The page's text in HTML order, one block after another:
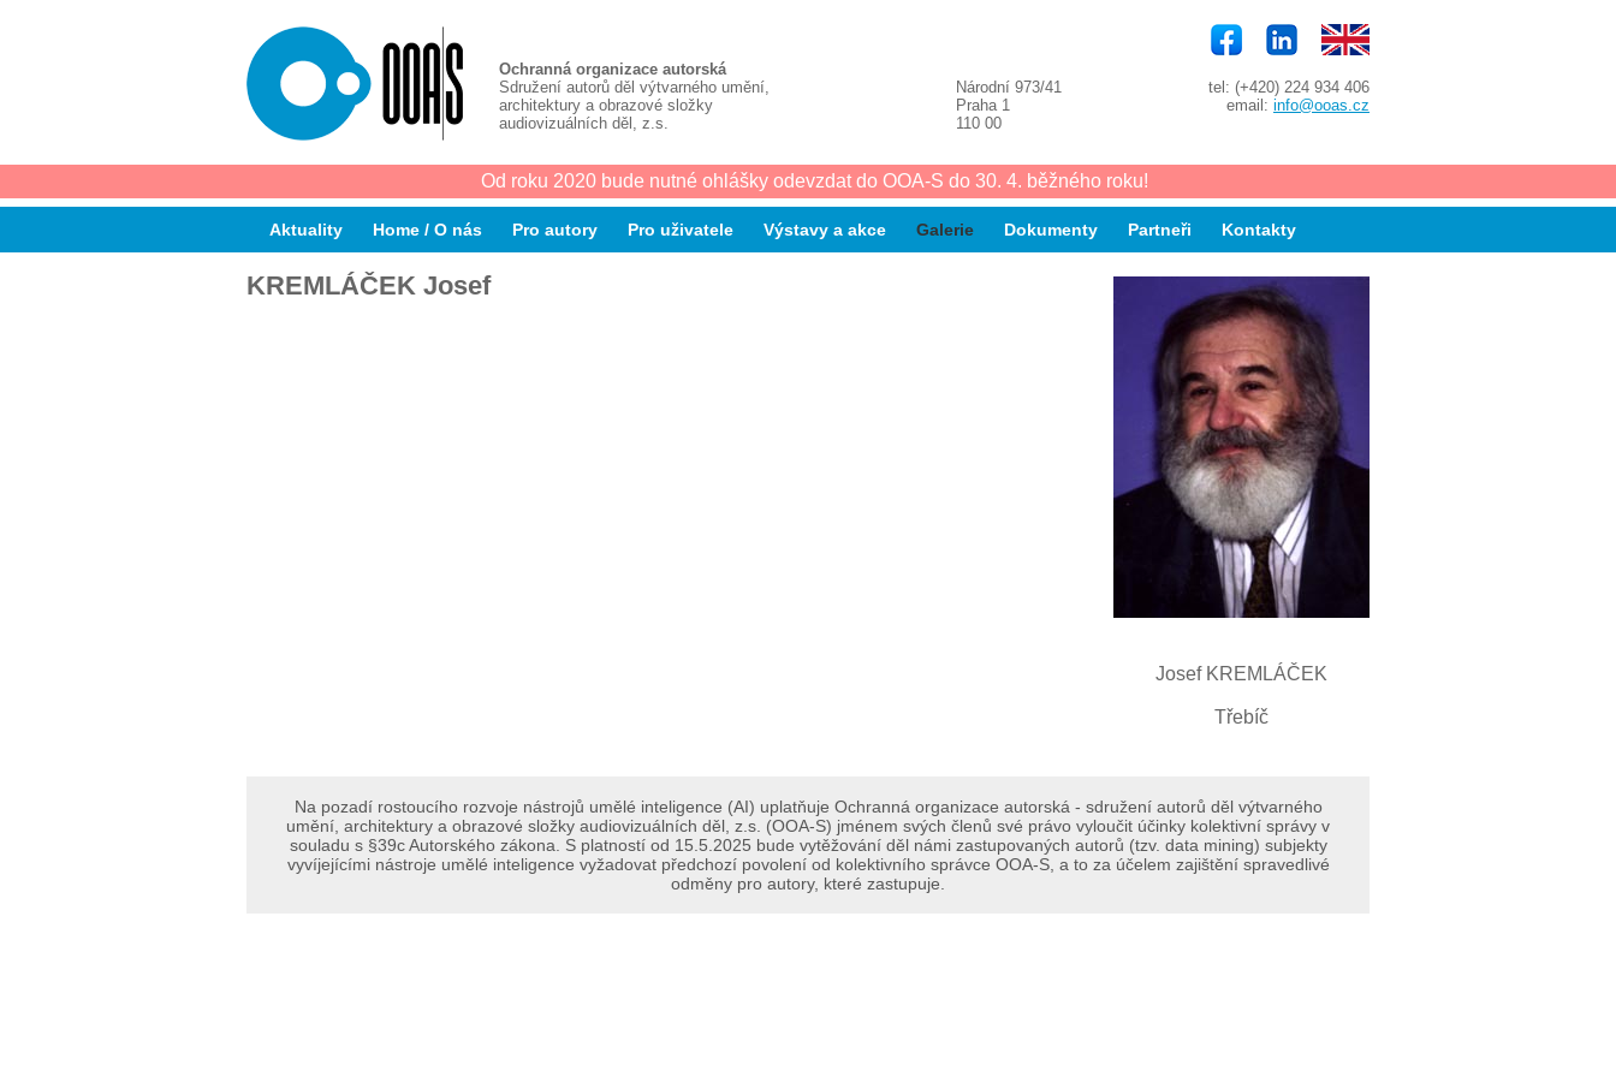
Ochranná organizace autorská
Sdružení autorů děl výtvarného umění,
architektury a obrazové složky
audiovizuálních děl, z.s.
Národní 973/41
Praha 1
110 00
tel: (+420) 224 934 406
email: info@ooas.cz
Od roku 2020 bude nutné ohlášky odevzdat do OOA-S do 30. 4. běžného roku!
Aktuality Home / O nás Pro autory Pro uživatele Výstavy a akce Galerie Dokumenty Partneři Kontakty
Josef KREMLÁČEK
Třebíč
KREMLÁČEK Josef
Na pozadí rostoucího rozvoje nástrojů umělé inteligence (AI) uplatňuje Ochranná organizace autorská - sdružení autorů děl výtvarného
umění, architektury a obrazové složky audiovizuálních děl, z.s. (OOA-S) jménem svých členů své právo vyloučit účinky kolektivní správy v
souladu s §39c Autorského zákona. S platností od 15.5.2025 bude vytěžování děl námi zastupovaných autorů (tzv. data mining) subjekty
vyvíjejícími nástroje umělé inteligence vyžadovat předchozí povolení od kolektivního správce OOA-S, a to za účelem zajištění spravedlivé
odměny pro autory, které zastupuje.